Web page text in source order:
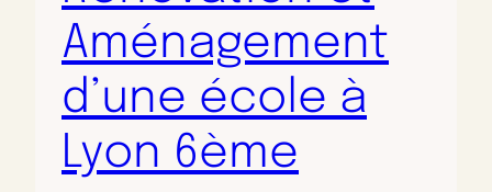
Aménagement
d’une école à
Lyon 6ème